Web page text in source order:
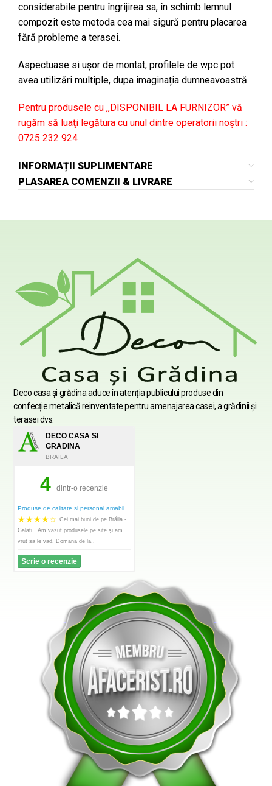
considerabile pentru îngrijirea sa, în schimb lemnul
compozit este metoda cea mai sigură pentru placarea
fără probleme a terasei.
Aspectuase si ușor de montat, profilele de wpc pot
avea utilizări multiple, dupa imaginația dumneavoastră.
Pentru produsele cu ,,DISPONIBIL LA FURNIZOR” vă
rugăm să luaţi legătura cu unul dintre operatorii noştri :
0725 232 924
INFORMAȚII SUPLIMENTARE
PLASAREA COMENZII & LIVRARE
Deco casa şi grădina aduce în atenția publicului produse din
confecție metalică reinventate pentru amenajarea casei, a grădinii şi
terasei dvs.
DECO CASA SI
GRADINA
BRAILA
4dintr-o recenzie
Produse de calitate si personal amabil
★★★★☆ Cei mai buni de pe Brăila -
Galati . Am vazut produsele pe site şi am
vrut sa le vad. Domana de la..
Scrie o recenzie